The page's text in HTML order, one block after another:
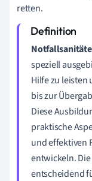
retten.
speziell
Hilfe zu leisten
bis zur
Diese
praktische
und effektiven
entwickeln.
entscheidend